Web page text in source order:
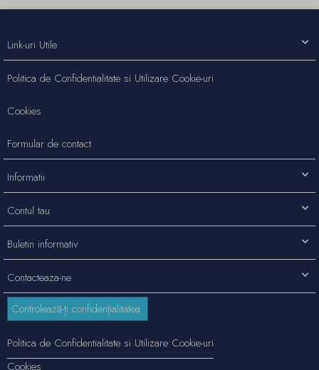
Contacteaza-ne
Link-uri Utile
Politica de Confidentialitate si Utilizare Cookie-uri
Cookies
Formular de contact
Informatii
Contul tau
Buletin informativ
Controlează-ți confidențialitatea
Politica de Confidentialitate si Utilizare Cookie-uri
Cookies